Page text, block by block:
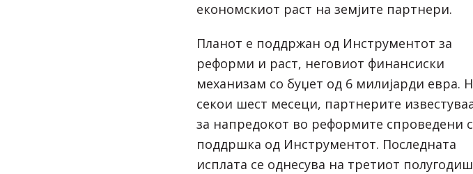
економскиот раст на земјите партнери.
Планот е поддржан од Инструментот за
реформи и раст, неговиот финансиски
механизам со буџет од 6 милијарди евра.
секои шест месеци, партнерите
за напредокот во реформите спроведени
поддршка од Инструментот. Последната
исплата се однесува на третиот